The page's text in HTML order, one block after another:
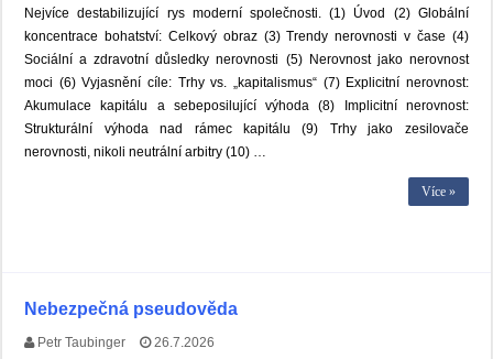
Nejvíce destabilizující rys moderní společnosti. (1) Úvod (2) Globální
koncentrace bohatství: Celkový obraz (3) Trendy nerovnosti v čase (4)
Sociální a zdravotní důsledky nerovnosti (5) Nerovnost jako nerovnost
moci (6) Vyjasnění cíle: Trhy vs. „kapitalismus“ (7) Explicitní nerovnost:
Akumulace kapitálu a sebeposilující výhoda (8) Implicitní nerovnost:
Strukturální výhoda nad rámec kapitálu (9) Trhy jako zesilovače
nerovnosti, nikoli neutrální arbitry (10) …
Více »
Nebezpečná pseudověda
Petr Taubinger 26.7.2026